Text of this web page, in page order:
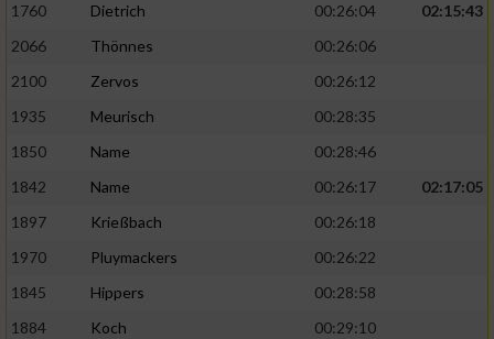
1760
Dietrich 00:26:04
02:15:43
2066
Thönnes
00:26:06
2100
Zervos
00:26:12
1935
Meurisch
00:28:35
1850
Name
00:28:46
1842
Name 00:26:17
02:17:05
1897
Krießbach
00:26:18
1970
Pluymackers
00:26:22
1845
Hippers
00:28:58
1884
Koch
00:29:10